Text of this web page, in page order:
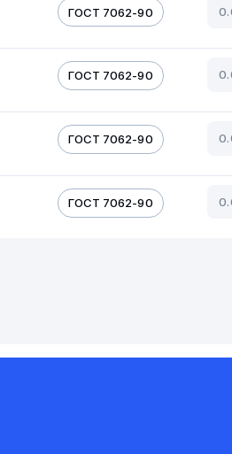
ГОСТ 7062-90
ГОСТ 7062-90
ГОСТ 7062-90
ГОСТ 7062-90